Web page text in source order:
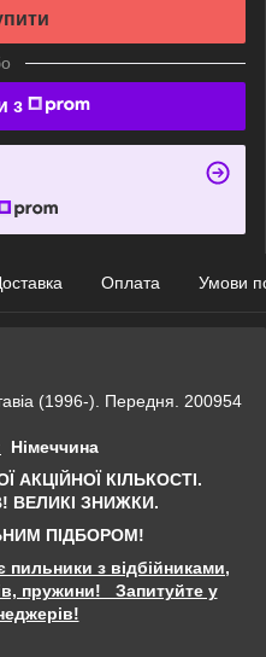
з
Оплата Умови
(1996-). Передня. 200954
Німеччина
КІЛЬКОСТІ.
ВЕЛИКІ ЗНИЖКИ.
ПІДБОРОМ!
з відбійниками,
пружини! Запитуйте у